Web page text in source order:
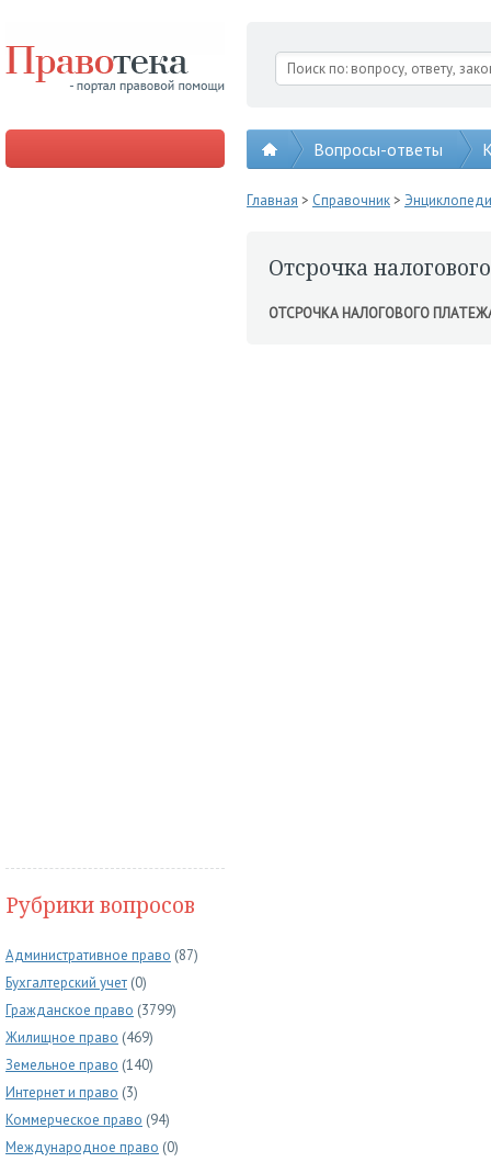
Вопросы-ответы
Рубрики вопросов
Административное право (87)
Бухгалтерский учет (0)
Гражданское право (3799)
Жилищное право (469)
Земельное право (140)
Интернет и право (3)
Коммерческое право (94)
Международное право (0)
Главная > Справочник>
Отсрочка
ОТСРОЧКА НАЛОГОВОГО